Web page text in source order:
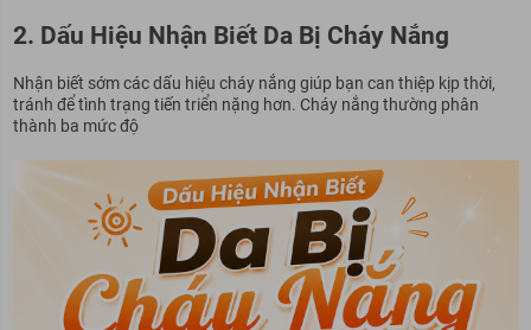
2. Dấu Hiệu Nhận Biết Da Bị Cháy Nắng
Nhận biết sớm các dấu hiệu cháy nắng giúp bạn can thiệp kịp thời,
tránh để tình trạng tiến triển nặng hơn. Cháy nắng thường phân
thành ba mức độ